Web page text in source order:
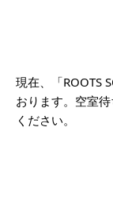
現在、「ROOTS
おります。空室
ください。